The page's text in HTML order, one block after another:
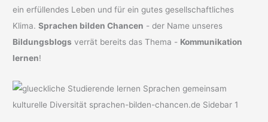
ein erfüllendes Leben und für ein gutes gesellschaftliches
Klima.Sprachen bilden Chancen - der Name unseres
Bildungsblogs verrät bereits das Thema - Kommunikation
lernen!